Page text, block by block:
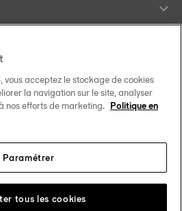
sur les réseaux sociaux
de pays Tissot Copyrights 2026
vous acceptez le stockage de cookies
la navigation sur le site, analyser
nos efforts de marketing. Politique en
Paramétrer
tous les cookies